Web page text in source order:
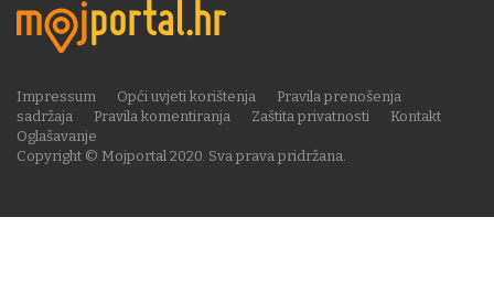
Copyright © Mojportal 2020. Sva prava pridržana.
Impressum Opći uvjeti korištenja
Pravila prenošenja
sadržaja
Pravila komentiranja Zaštita privatnosti
Kontakt
Oglašavanje